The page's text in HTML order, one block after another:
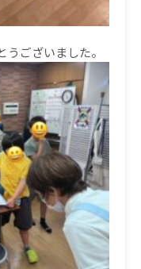
ございました。